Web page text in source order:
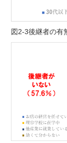
図2-3後継者の有